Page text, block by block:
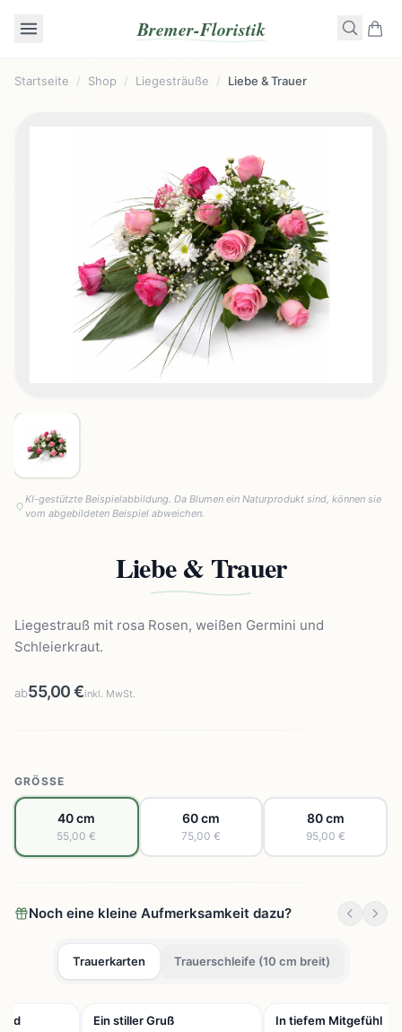
Bremer-Floristik
Startseite / Shop / Liegesträuße / Liebe & Trauer
KI-gestützte Beispielabbildung. Da Blumen ein Naturprodukt sind, können sie
vom abgebildeten Beispiel abweichen.
Liebe & Trauer
Liegestrauß mit rosa Rosen, weißen Germini und
Schleierkraut.
ab55,00 €inkl. MwSt.
GRÖSSE
40 cm
55,00 €
60 cm
75,00 €
80 cm
95,00 €
Noch eine kleine Aufmerksamkeit dazu?
Trauerkarten Trauerschleife (10 cm breit)
Ein stiller Gruß In tiefem Mitgefühl